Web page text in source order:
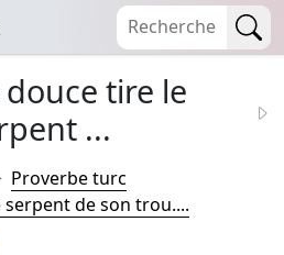
tire le
...
Proverbe turc
de son trou....